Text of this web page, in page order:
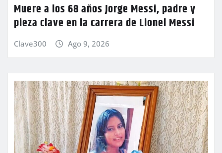
Muere a los 68 años Jorge Messi, padre y
pieza clave en la carrera de Lionel Messi
Clave300 Ago 9, 2026